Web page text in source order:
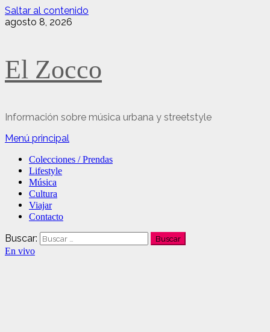
Saltar al contenido
agosto 8, 2026
El Zocco
Información sobre música urbana y streetstyle
Menú principal
Colecciones / Prendas
Lifestyle
Música
Cultura
Viajar
Contacto
Buscar:
En vivo